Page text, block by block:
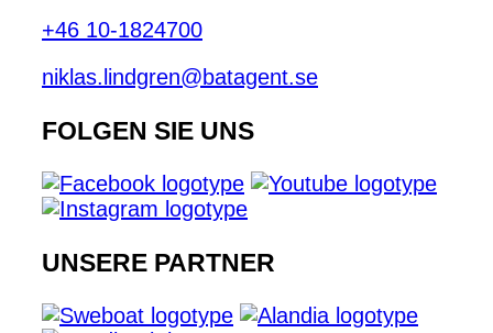
+46 10-1824700
niklas.lindgren@batagent.se
FOLGEN SIE UNS
UNSERE PARTNER